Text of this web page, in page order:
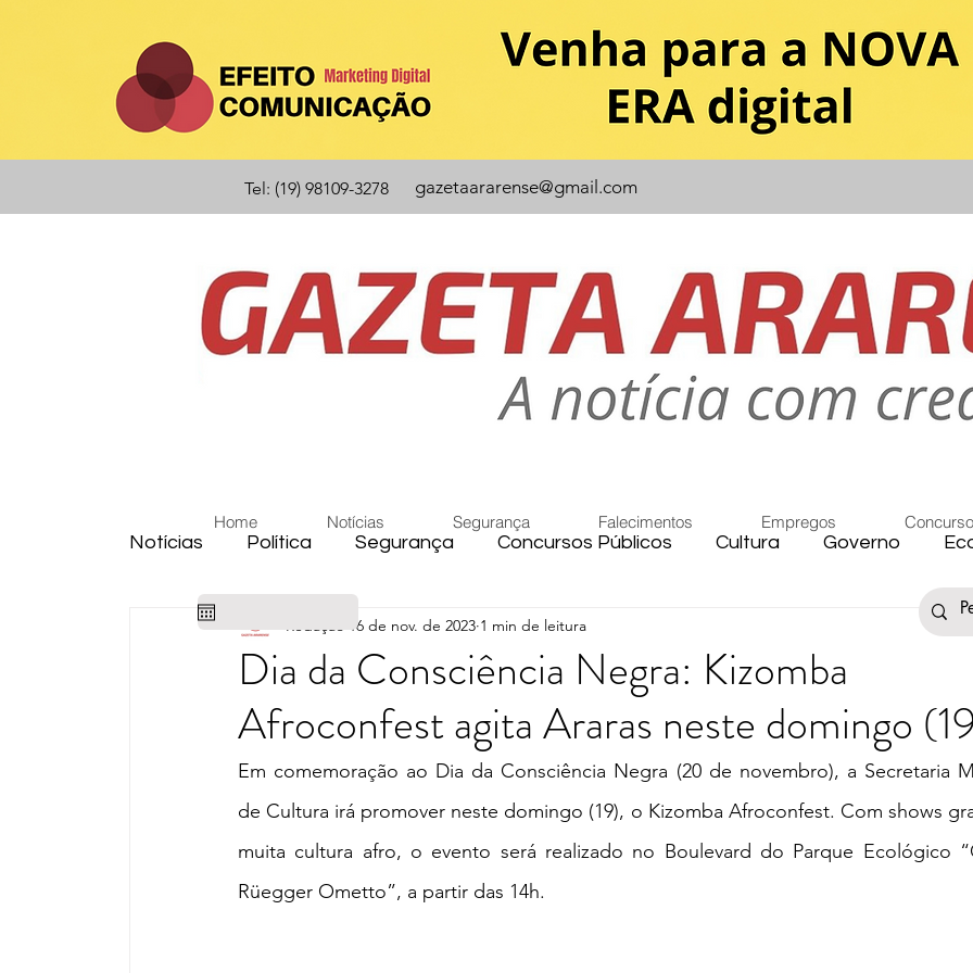
Tel: (19) 98109-3278 gazetaararense@gmail.com
Home Notícias Segurança Falecimentos Empregos
Notícias Política Segurança Concursos Públicos Cultura Governo
Cidade Educação Eleições Saúde Fake News
Habitação Emprego Judiciário Governo Federal Meio
Emprego Religião Sindicato Férias Trânsito Eleições 2024
Câmara de Araras Denúncia Artigos
Dia da Consciência Negra: Kizomba
Afroconfest agita Araras neste domingo
16 de nov. de 2023 1 min de leitura
Em comemoração ao Dia da Consciência Negra (20 de novembro), a Secretaria
de Cultura irá promover neste domingo (19), o Kizomba Afroconfest. Com shows
muita cultura afro, o evento será realizado no Boulevard do Parque Ecológico
Rüegger Ometto”, a partir das 14h.